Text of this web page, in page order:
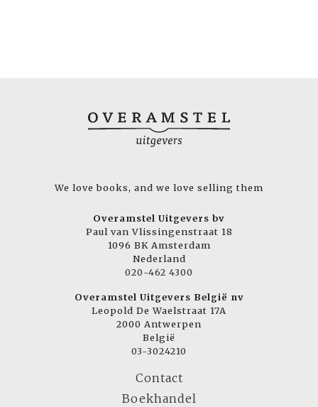
We love books, and we love selling them
Overamstel Uitgevers bv
Paul van Vlissingenstraat 18
1096 BK Amsterdam
Nederland
020-462 4300
Overamstel Uitgevers België nv
Leopold De Waelstraat 17A
2000 Antwerpen
België
03-3024210
Contact
Boekhandel